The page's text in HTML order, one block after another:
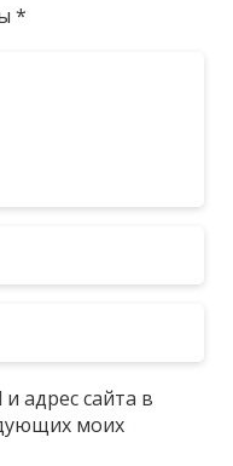
*
адрес сайта в
моих